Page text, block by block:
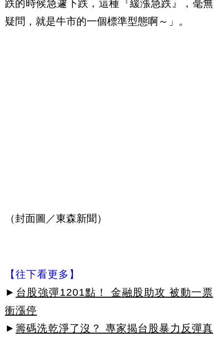
跌的時候急遽下跌，這種『緩漲急跌』，毫無
疑問，就是牛市的一個標準型態啊～」。
（封面圖／東森新聞）
【往下看更多】
► 台股強彈1201點！ 金融股助攻 被動一票
衝漲停
► 籌碼洗乾淨了沒？ 專家揭台股暴力反彈真